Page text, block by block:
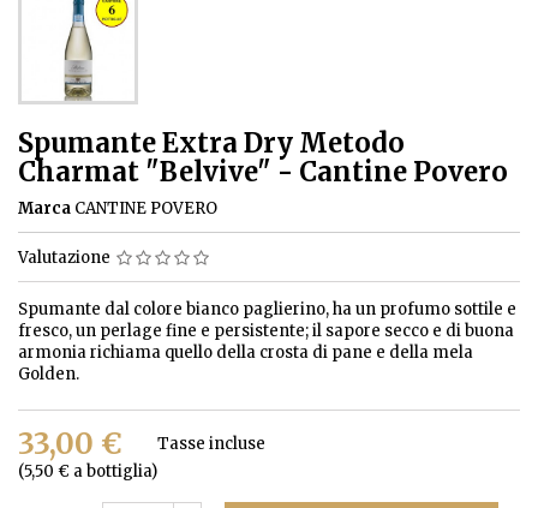
Spumante Extra Dry Metodo
Charmat "Belvive" - Cantine Povero
Marca CANTINE POVERO
Valutazione
Spumante dal colore bianco paglierino, ha un profumo sottile e
fresco, un perlage fine e persistente; il sapore secco e di buona
armonia richiama quello della crosta di pane e della mela
Golden.
33,00 €
(5,50 € a bottiglia)
Tasse incluse